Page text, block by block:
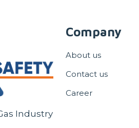
Industry
Company
About us
Contact us
Career